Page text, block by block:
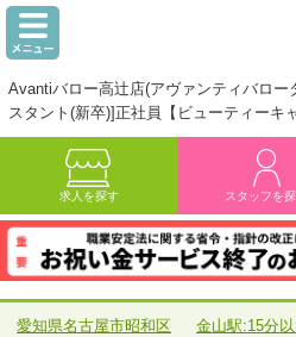
Avantiバロー高辻店(アヴァンティバロー
スタント(新卒)]正社員【ビューティーキ
求人を探す スタッフを
愛知県名古屋市昭和区 金山駅:15分